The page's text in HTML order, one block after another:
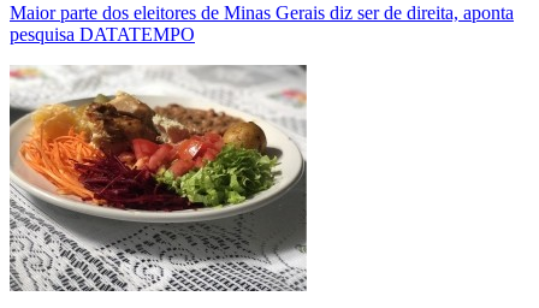
Maior parte dos eleitores de Minas Gerais diz ser de direita, aponta
pesquisa DATATEMPO